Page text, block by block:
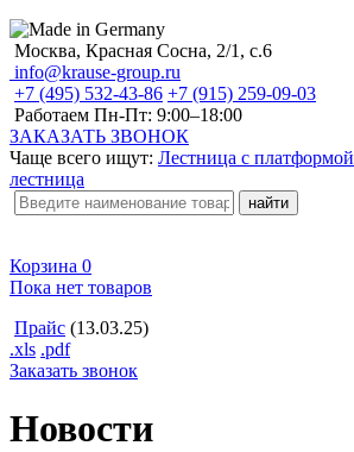
Москва, Красная Сосна, 2/1, с.6
info@krause-group.ru
+7 (495) 532-43-86 +7 (915) 259-09-03
Работаем Пн-Пт: 9:00–18:00
ЗАКАЗАТЬ ЗВОНОК
Чаще всего ищут: Лестница с платформой
лестница
Корзина 0
Пока нет товаров
Прайс (13.03.25)
.xls .pdf
Заказать звонок
Новости